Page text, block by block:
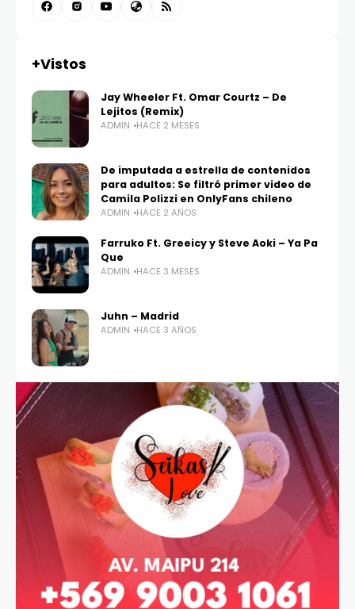
+Vistos
Jay Wheeler Ft. Omar Courtz – De
Lejitos (Remix)
ADMIN HACE 2 MESES
De imputada a estrella de contenidos
para adultos: Se filtró primer video de
Camila Polizzi en OnlyFans chileno
ADMIN HACE 2 AÑOS
Farruko Ft. Greeicy y Steve Aoki – Ya Pa
Que
ADMIN HACE 3 MESES
Juhn – Madrid
ADMIN HACE 3 AÑOS